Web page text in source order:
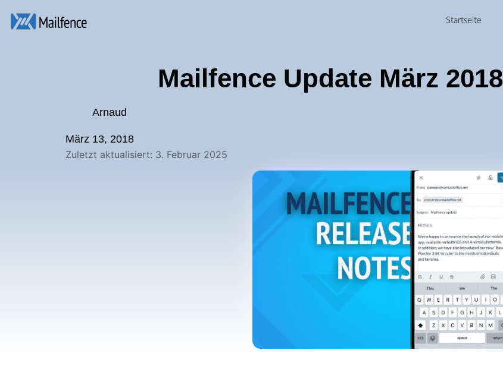
Startseite
Mailfence Update März 2018
Arnaud
März 13, 2018
Zuletzt aktualisiert: 3. Februar 2025